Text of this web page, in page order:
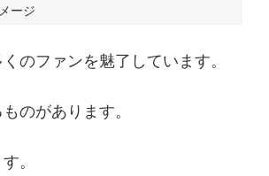
ージ
のファンを魅了しています。
のがあります。
。